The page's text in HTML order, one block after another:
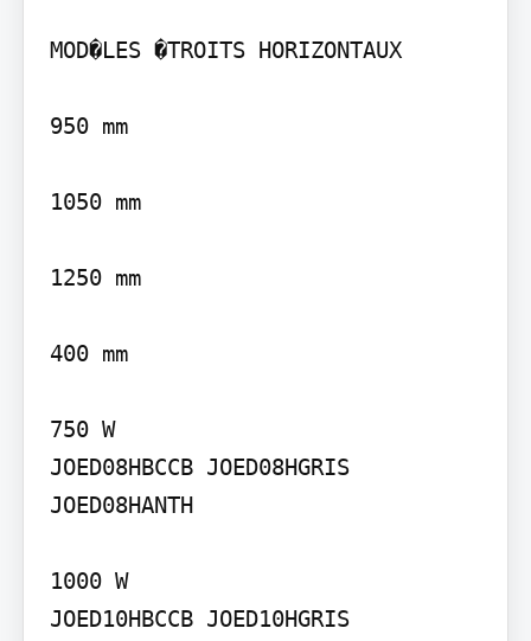
MOD�LES �TROITS HORIZONTAUX
950 mm
1050 mm
1250 mm
400 mm
750 W
JOED08HBCCB JOED08HGRIS
JOED08HANTH
1000 W
JOED10HBCCB JOED10HGRIS